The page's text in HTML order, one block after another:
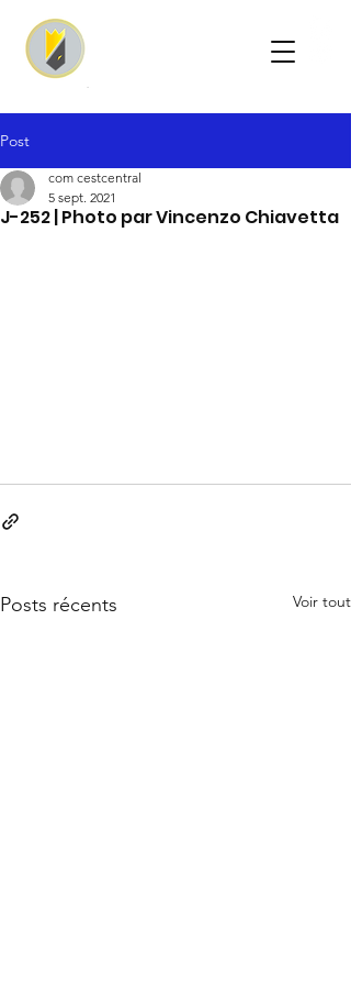
Post
J-252 | Photo par Vincenzo Chiavetta
com cestcentral
5 sept. 2021
Posts récents Voir tout